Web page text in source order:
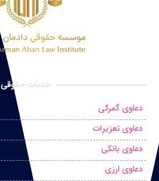
خدمات حقوقی
دعاوی گمرکی
دعاوی تعزیرات
دعاوی بانکی
دعاوی ارزی